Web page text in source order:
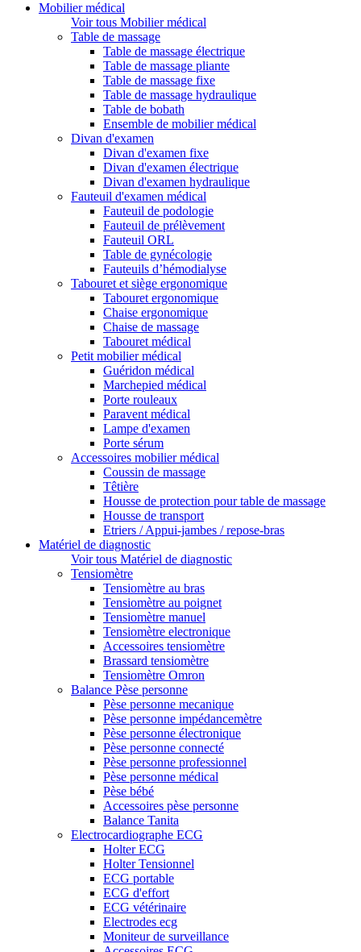
Mobilier médical
Voir tous Mobilier médical
Table de massage
Table de massage électrique
Table de massage pliante
Table de massage fixe
Table de massage hydraulique
Table de bobath
Ensemble de mobilier médical
Divan d'examen
Divan d'examen fixe
Divan d'examen électrique
Divan d'examen hydraulique
Fauteuil d'examen médical
Fauteuil de podologie
Fauteuil de prélèvement
Fauteuil ORL
Table de gynécologie
Fauteuils d’hémodialyse
Tabouret et siège ergonomique
Tabouret ergonomique
Chaise ergonomique
Chaise de massage
Tabouret médical
Petit mobilier médical
Guéridon médical
Marchepied médical
Porte rouleaux
Paravent médical
Lampe d'examen
Porte sérum
Accessoires mobilier médical
Coussin de massage
Têtière
Housse de protection pour table de massage
Housse de transport
Etriers / Appui-jambes / repose-bras
Matériel de diagnostic
Voir tous Matériel de diagnostic
Tensiomètre
Tensiomètre au bras
Tensiomètre au poignet
Tensiomètre manuel
Tensiomètre electronique
Accessoires tensiomètre
Brassard tensiomètre
Tensiomètre Omron
Balance Pèse personne
Pèse personne mecanique
Pèse personne impédancemètre
Pèse personne électronique
Pèse personne connecté
Pèse personne professionnel
Pèse personne médical
Pèse bébé
Accessoires pèse personne
Balance Tanita
Electrocardiographe ECG
Holter ECG
Holter Tensionnel
ECG portable
ECG d'effort
ECG vétérinaire
Electrodes ecg
Moniteur de surveillance